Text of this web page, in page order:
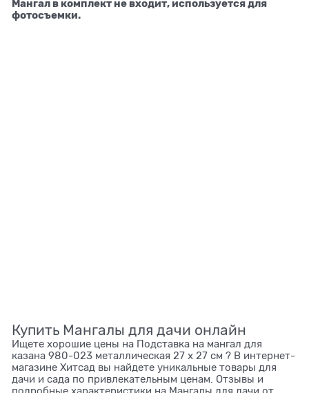
Мангал в комплект не входит, используется для
фотосъемки.
Купить Мангалы для дачи онлайн
Ищете хорошие цены на Подставка на мангал для
казана 980-023 металлическая 27 х 27 см ? В интернет-
магазине Хитсад вы найдете уникальные товары для
дачи и сада по привлекательным ценам. Отзывы и